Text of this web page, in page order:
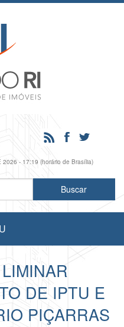
2026 - 17:19 (horário de Brasília)
DE IPTU E
PIÇARRAS